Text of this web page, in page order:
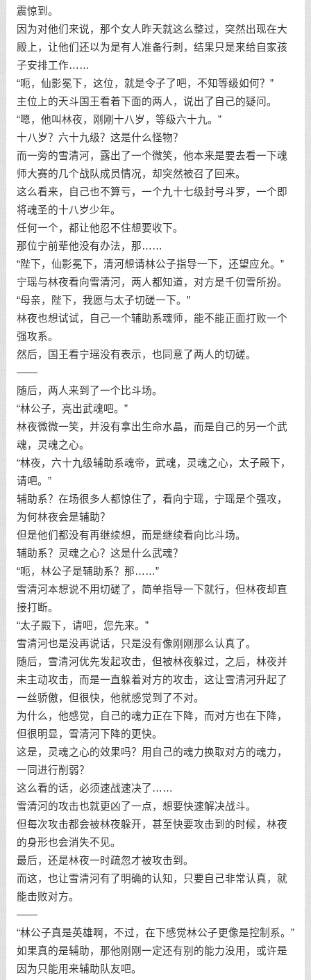
震惊到。
因为对他们来说，那个女人昨天就这么整过，突然出现在大
殿上，让他们还以为是有人准备行刺，结果只是来给自家孩
子安排工作……
“呃，仙影冕下，这位，就是令子了吧，不知等级如何？”
主位上的天斗国王看着下面的两人，说出了自己的疑问。
“嗯，他叫林夜，刚刚十八岁，等级六十九。”
十八岁？六十九级？这是什么怪物？
而一旁的雪清河，露出了一个微笑，他本来是要去看一下魂
师大赛的几个战队成员情况，却突然被召了回来。
这么看来，自己也不算亏，一个九十七级封号斗罗，一个即
将魂圣的十八岁少年。
任何一个，都让他忍不住想要收下。
那位宁前辈他没有办法，那……
“陛下，仙影冕下，清河想请林公子指导一下，还望应允。”
宁瑶与林夜看向雪清河，两人都知道，对方是千仞雪所扮。
“母亲，陛下，我愿与太子切磋一下。”
林夜也想试试，自己一个辅助系魂师，能不能正面打败一个
强攻系。
然后，国王看宁瑶没有表示，也同意了两人的切磋。
——
随后，两人来到了一个比斗场。
“林公子，亮出武魂吧。”
林夜微微一笑，并没有拿出生命水晶，而是自己的另一个武
魂，灵魂之心。
“林夜，六十九级辅助系魂帝，武魂，灵魂之心，太子殿下，
请吧。”
辅助系？在场很多人都惊住了，看向宁瑶，宁瑶是个强攻，
为何林夜会是辅助？
但是他们都没有再继续想，而是继续看向比斗场。
辅助系？灵魂之心？这是什么武魂？
“呃，林公子是辅助系？那……”
雪清河本想说不用切磋了，简单指导一下就行，但林夜却直
接打断。
“太子殿下，请吧，您先来。”
雪清河也是没再说话，只是没有像刚刚那么认真了。
随后，雪清河优先发起攻击，但被林夜躲过，之后，林夜并
未主动攻击，而是一直躲着对方的攻击，这让雪清河升起了
一丝骄傲，但很快，他就感觉到了不对。
为什么，他感觉，自己的魂力正在下降，而对方也在下降，
但很明显，雪清河下降的更快。
这是，灵魂之心的效果吗？用自己的魂力换取对方的魂力，
一同进行削弱？
这么看的话，必须速战速决了……
雪清河的攻击也就更凶了一点，想要快速解决战斗。
但每次攻击都会被林夜躲开，甚至快要攻击到的时候，林夜
的身形也会消失不见。
最后，还是林夜一时疏忽才被攻击到。
而这，也让雪清河有了明确的认知，只要自己非常认真，就
能击败对方。
——
“林公子真是英雄啊，不过，在下感觉林公子更像是控制系。”
如果真的是辅助，那他刚刚一定还有别的能力没用，或许是
因为只能用来辅助队友吧。